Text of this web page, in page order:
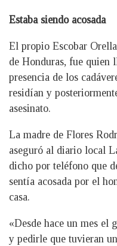
Estaba siendo acosada
El propio Escobar
de Honduras, fue quien
presencia de los
residían y
asesinato.
La madre de Flores
aseguró al diario local
dicho por teléfono que
sentía acosada por el
casa.
«Desde hace un mes el
y pedirle que tuvieran